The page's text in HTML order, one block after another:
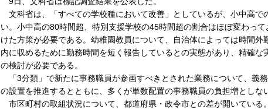
文科省は、「すべての学校種において改善」としているが、小中高で
い。小中高の80時間超、特別支援学校の45時間超の割合はほぼ変わっ
けた方策が必要である。幼稚園教員について、自治体によっては時間
内に収めるために勤務時間を短く報告しているとの実態があり、精確な
の検討が必要である。
「3分類」で新たに事務職員が参画すべきとされた業務について、義
の設置を推進するとともに、多くが単数配置の事務職員の負担増としな
市区町村の取組状況について、都道府県・政令市との差が開いている